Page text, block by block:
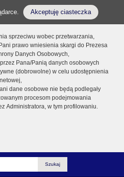
Akceptuję ciasteczka
sprzeciwu wobec przetwarzania,
prawo wniesienia skargi do Prezesa
Danych Osobowych,
Pana/Panią danych osobowych
(dobrowolne) w celu udostępnienia
dane osobowe nie będą podlegały
procesom podejmowania
Administratora, w tym profilowaniu.